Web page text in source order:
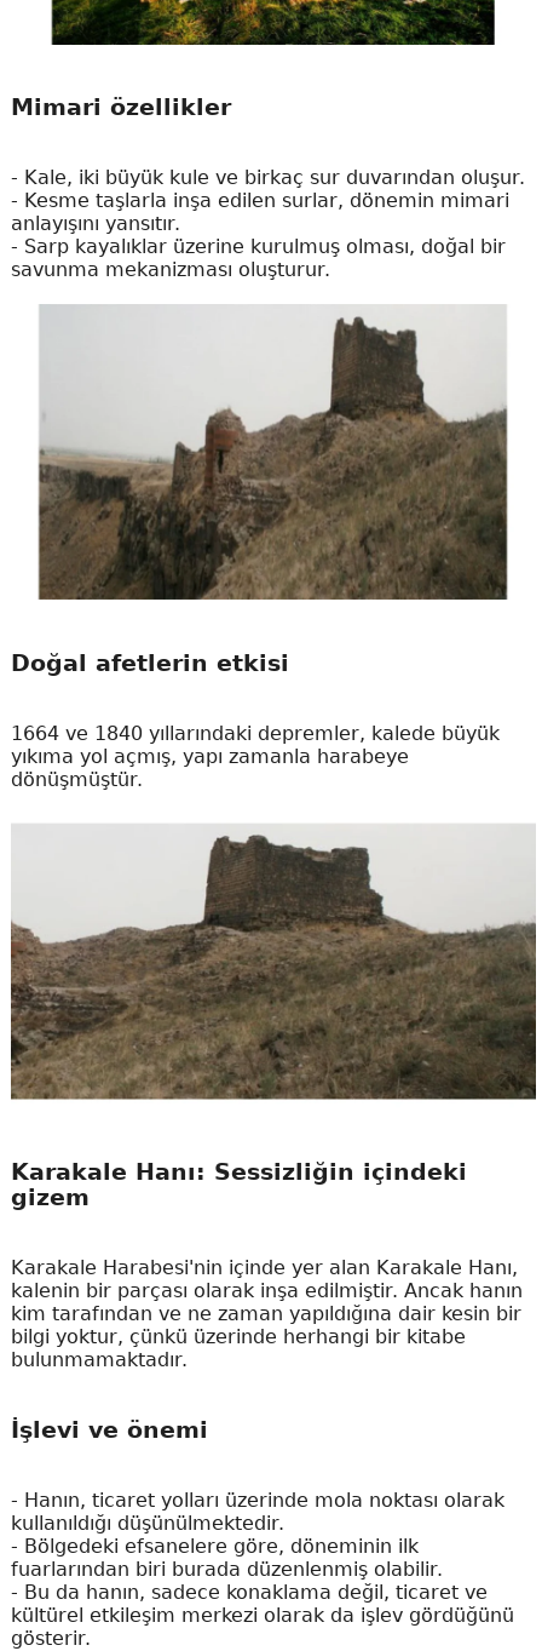
Mimari özellikler
- Kale, iki büyük kule ve birkaç sur duvarından oluşur.
- Kesme taşlarla inşa edilen surlar, dönemin mimari
anlayışını yansıtır.
- Sarp kayalıklar üzerine kurulmuş olması, doğal bir
savunma mekanizması oluşturur.
Doğal afetlerin etkisi
1664 ve 1840 yıllarındaki depremler, kalede büyük
yıkıma yol açmış, yapı zamanla harabeye
dönüşmüştür.
Karakale Hanı: Sessizliğin içindeki
gizem
Karakale Harabesi'nin içinde yer alan Karakale Hanı,
kalenin bir parçası olarak inşa edilmiştir. Ancak hanın
kim tarafından ve ne zaman yapıldığına dair kesin bir
bilgi yoktur, çünkü üzerinde herhangi bir kitabe
bulunmamaktadır.
İşlevi ve önemi
- Hanın, ticaret yolları üzerinde mola noktası olarak
kullanıldığı düşünülmektedir.
- Bölgedeki efsanelere göre, döneminin ilk
fuarlarından biri burada düzenlenmiş olabilir.
- Bu da hanın, sadece konaklama değil, ticaret ve
kültürel etkileşim merkezi olarak da işlev gördüğünü
gösterir.